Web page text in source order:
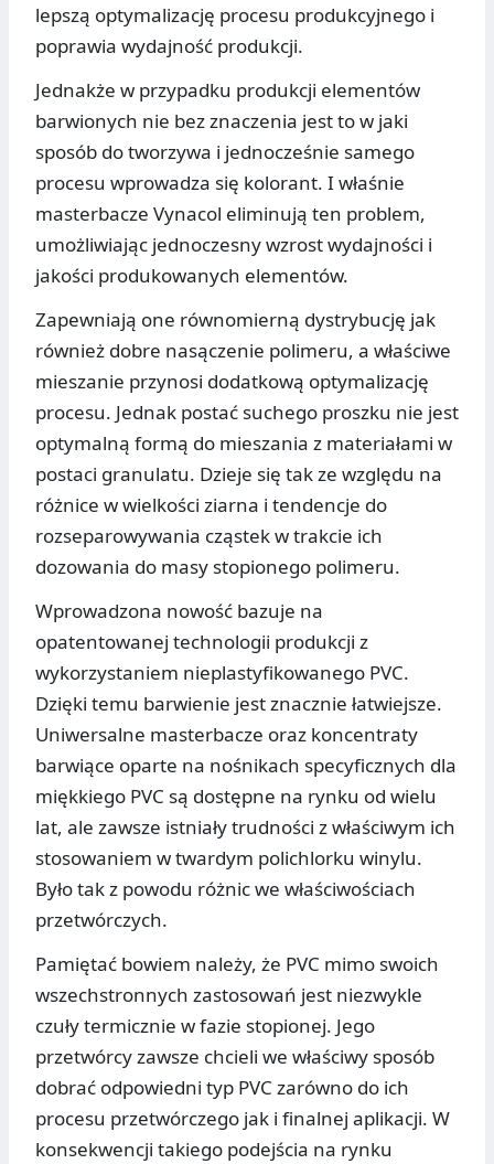
lepszą optymalizację procesu produkcyjnego i
poprawia wydajność produkcji.
Jednakże w przypadku produkcji elementów
barwionych nie bez znaczenia jest to w jaki
sposób do tworzywa i jednocześnie samego
procesu wprowadza się kolorant. I właśnie
masterbacze Vynacol eliminują ten problem,
umożliwiając jednoczesny wzrost wydajności i
jakości produkowanych elementów.
Zapewniają one równomierną dystrybucję jak
również dobre nasączenie polimeru, a właściwe
mieszanie przynosi dodatkową optymalizację
procesu. Jednak postać suchego proszku nie jest
optymalną formą do mieszania z materiałami w
postaci granulatu. Dzieje się tak ze względu na
różnice w wielkości ziarna i tendencje do
rozseparowywania cząstek w trakcie ich
dozowania do masy stopionego polimeru.
Wprowadzona nowość bazuje na
opatentowanej technologii produkcji z
wykorzystaniem nieplastyfikowanego PVC.
Dzięki temu barwienie jest znacznie łatwiejsze.
Uniwersalne masterbacze oraz koncentraty
barwiące oparte na nośnikach specyficznych dla
miękkiego PVC są dostępne na rynku od wielu
lat, ale zawsze istniały trudności z właściwym ich
stosowaniem w twardym polichlorku winylu.
Było tak z powodu różnic we właściwościach
przetwórczych.
Pamiętać bowiem należy, że PVC mimo swoich
wszechstronnych zastosowań jest niezwykle
czuły termicznie w fazie stopionej. Jego
przetwórcy zawsze chcieli we właściwy sposób
dobrać odpowiedni typ PVC zarówno do ich
procesu przetwórczego jak i finalnej aplikacji. W
konsekwencji takiego podejścia na rynku